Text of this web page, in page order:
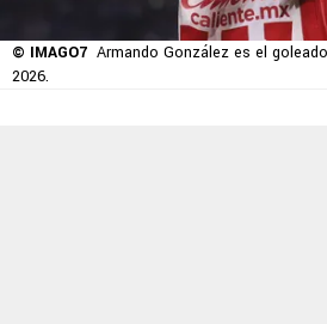
© IMAGO7 Armando González es el
2026.